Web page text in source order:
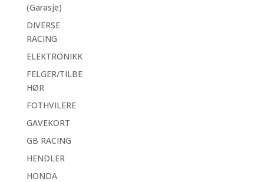
(Garasje)
DIVERSE
RACING
ELEKTRONIKK
FELGER/TILBE
HØR
FOTHVILERE
GAVEKORT
GB RACING
HENDLER
HONDA